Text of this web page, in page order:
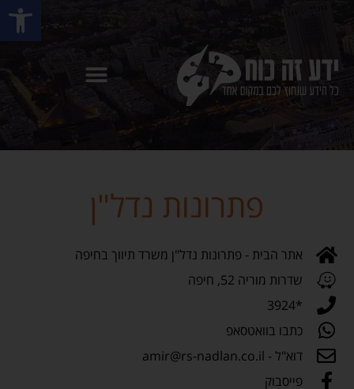
פתח
פתרונות נדל"ן
אתר הבית - פתרונות נדל"ן משרד תיווך בחיפה
שדרות מוריה 52, חיפה
*3924
כתבו בוואטסאפ
דוא"ל - amir@rs-nadlan.co.il
פייסבוק